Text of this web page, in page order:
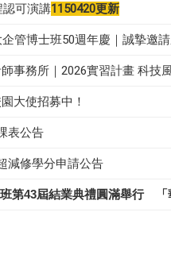
可演講1150420更新
管博士班50週年慶｜誠摯邀
師事務所｜2026實習計畫 科技
大使招募中！
表公告
減修學分申請公告
第43屆結業典禮圓滿舉行 「